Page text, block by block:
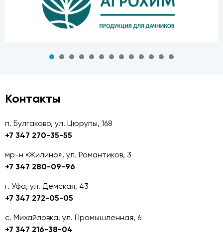
Контакты
п. Булгаково, ул. Цюрупы, 168
+7 347 270-35-55
мр-н «Жилино», ул. Романтиков, 3
+7 347 280-09-96
г. Уфа, ул. Дёмская, 43
+7 347 272-05-05
с. Михайловка, ул. Промышленная, 6
+7 347 216-38-04